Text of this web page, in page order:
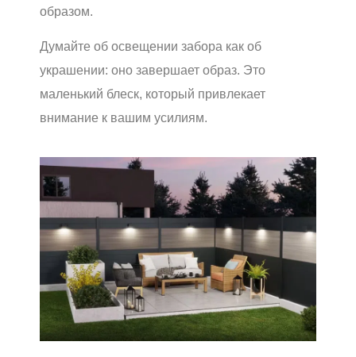
образом.
Думайте об освещении забора как об
украшении: оно завершает образ. Это
маленький блеск, который привлекает
внимание к вашим усилиям.